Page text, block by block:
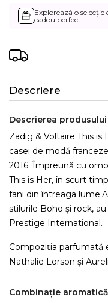
Explorează o
cadou perfect.
Descriere
Descrierea produsului
Zadig & Voltaire This
casei de modă
2016. Împreună cu
This is Her, în scurt
fani din întreaga
stilurile Boho și rock,
Prestige International.
Compoziția parfumată
Nathalie Lorson și
Combinație aromatică